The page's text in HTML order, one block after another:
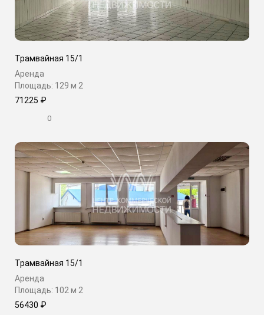
Трамвайная 15/1
Аренда
Площадь: 129 м 2
71225 ₽
0
Трамвайная 15/1
Аренда
Площадь: 102 м 2
56430 ₽